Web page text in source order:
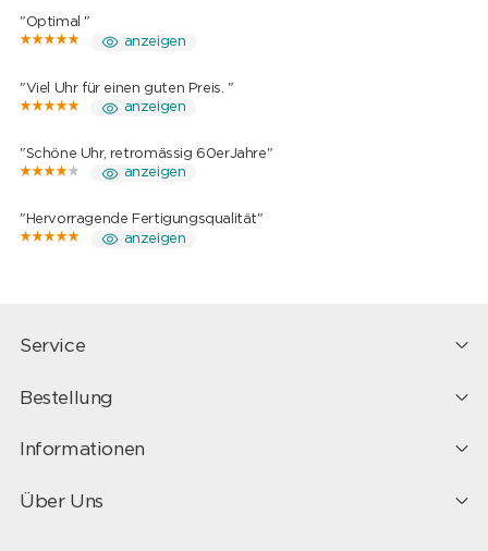
"Optimal "
anzeigen
"Viel Uhr für einen guten Preis. "
anzeigen
"Schöne Uhr, retromässig 60erJahre"
anzeigen
"Hervorragende Fertigungsqualität"
anzeigen
Service
Bestellung
Informationen
Über Uns